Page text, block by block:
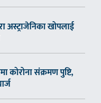
अस्ट्राजेनिका खोपलाई
कोरोना संक्रमण पुष्टि,